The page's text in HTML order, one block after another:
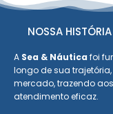
NOSSA HISTÓRIA
A Sea & Náutica foi
longo de sua
mercado, trazendo
atendimento eficaz.